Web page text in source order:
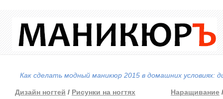
Как сделать модный маникюр 2015 в домашних условиях:
Дизайн ногтей / Рисунки на ногтях Наращивание